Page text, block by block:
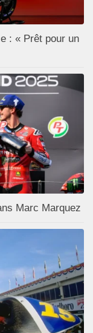
: « Prêt pour un
Marc Marquez